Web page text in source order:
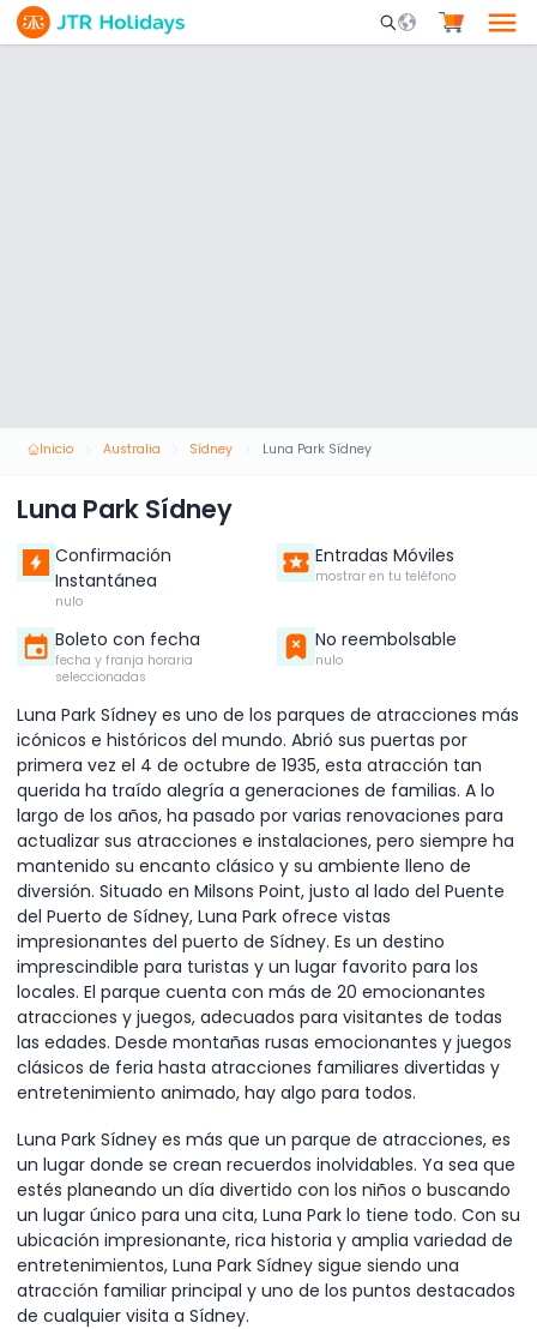
Mobile Search
Inicio Australia Sídney Luna Park Sídney
Luna Park Sídney
Confirmación
Instantánea
nulo
Entradas Móviles
mostrar en tu teléfono
Boleto con fecha
fecha y franja horaria
seleccionadas
No reembolsable
nulo
Luna Park Sídney es uno de los parques de atracciones más
icónicos e históricos del mundo. Abrió sus puertas por
primera vez el 4 de octubre de 1935, esta atracción tan
querida ha traído alegría a generaciones de familias. A lo
largo de los años, ha pasado por varias renovaciones para
actualizar sus atracciones e instalaciones, pero siempre ha
mantenido su encanto clásico y su ambiente lleno de
diversión. Situado en Milsons Point, justo al lado del Puente
del Puerto de Sídney, Luna Park ofrece vistas
impresionantes del puerto de Sídney. Es un destino
imprescindible para turistas y un lugar favorito para los
locales. El parque cuenta con más de 20 emocionantes
atracciones y juegos, adecuados para visitantes de todas
las edades. Desde montañas rusas emocionantes y juegos
clásicos de feria hasta atracciones familiares divertidas y
entretenimiento animado, hay algo para todos.
Luna Park Sídney es más que un parque de atracciones, es
un lugar donde se crean recuerdos inolvidables. Ya sea que
estés planeando un día divertido con los niños o buscando
un lugar único para una cita, Luna Park lo tiene todo. Con su
ubicación impresionante, rica historia y amplia variedad de
entretenimientos, Luna Park Sídney sigue siendo una
atracción familiar principal y uno de los puntos destacados
de cualquier visita a Sídney.